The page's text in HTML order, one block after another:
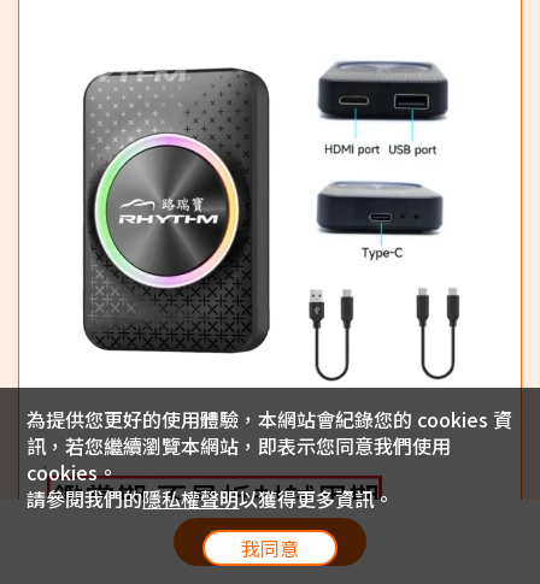
.
放入購物車
為提供您更好的使用體驗，本網站會紀錄您的 cookies 資
訊，若您繼續瀏覽本網站，即表示您同意我們使用
cookies。
請參閱我們的隱私權聲明以獲得更多資訊。
我同意